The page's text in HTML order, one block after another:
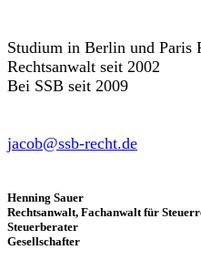
Studium in Berlin und Paris
Rechtsanwalt seit 2002
Bei SSB seit 2009
jacob@ssb-recht.de
Henning Sauer
Rechtsanwalt, Fachanwalt für
Steuerberater
Gesellschafter